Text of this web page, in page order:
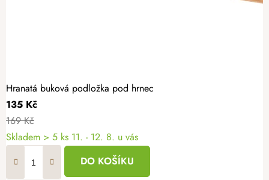
Hranatá buková podložka pod hrnec
135 Kč
169 Kč
Skladem > 5 ks 11. - 12. 8. u vás
DO KOŠÍKU